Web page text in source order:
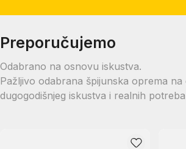
Preporučujemo
Odabrano na osnovu iskustva.
Pažljivo odabrana špijunska oprema na
dugogodišnjeg iskustva i realnih